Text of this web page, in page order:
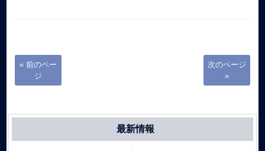
« 前のペー
ジ
次のページ
»
最新情報